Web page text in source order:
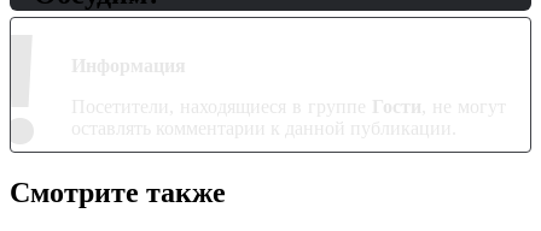
!
Информация
Посетители, находящиеся в группе Гости , не могут
оставлять комментарии к данной публикации.
Смотрите также